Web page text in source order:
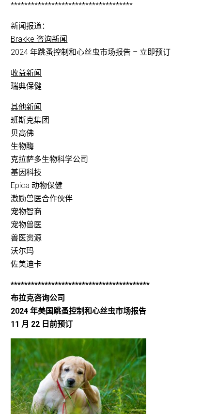
************************************
新闻报道：
Brakke 咨询新闻
2024 年跳蚤控制和心丝虫市场报告 – 立即预订
收益新闻
瑞典保健
其他新闻
班斯克集团
贝高佛
生物酶
克拉萨多生物科学公司
基因科技
Epica 动物保健
激励兽医合作伙伴
宠物智商
宠物兽医
兽医资源
沃尔玛
佐美迪卡
*****************************************
布拉克咨询公司
2024 年美国跳蚤控制和心丝虫市场报告
11 月 22 日前预订